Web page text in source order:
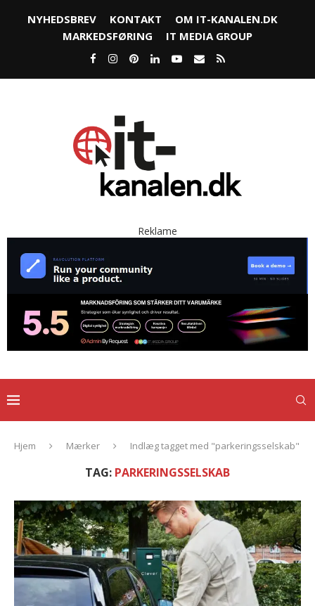
NYHEDSBREV KONTAKT
OM IT-KANALEN.DK
MARKEDSFØRING
IT MEDIA GROUP
Reklame
Hjem Mærker Indlæg tagget med "parkeringsselskab"
TAG: PARKERINGSSELSKAB